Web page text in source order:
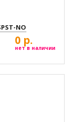
NO
0 р.
нет в наличии